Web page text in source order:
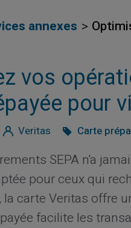
annexes
vos
pour
Veritas Carte
SEPA n'a
pour ceux qui
carte Veritas offre
facilite les